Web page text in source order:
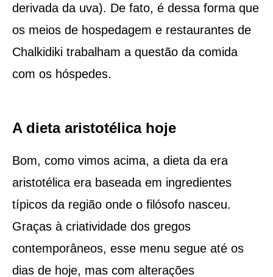
derivada da uva). De fato, é dessa forma que
os meios de hospedagem e restaurantes de
Chalkidiki trabalham a questão da comida
com os hóspedes.
A dieta aristotélica hoje
Bom, como vimos acima, a dieta da era
aristotélica era baseada em ingredientes
típicos da região onde o filósofo nasceu.
Graças à criatividade dos gregos
contemporâneos, esse menu segue até os
dias de hoje, mas com alterações